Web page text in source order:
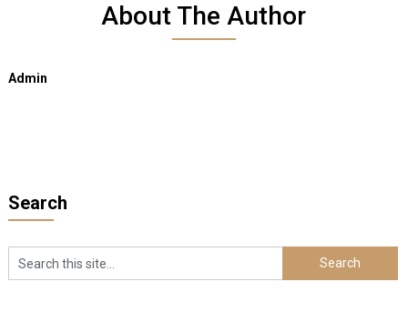
About The Author
Admin
Search